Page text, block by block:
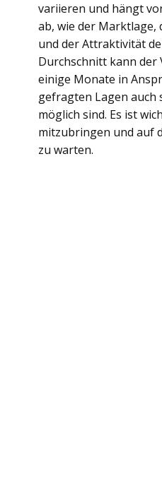
variieren und hängt
ab, wie der
und der Attraktivität
Durchschnitt kann der
einige Monate in
gefragten Lagen auch
möglich sind. Es ist
mitzubringen und auf
zu warten.